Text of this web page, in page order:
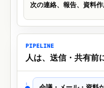
次の連絡、報告、資料
PIPELINE
人は、送信・共有前